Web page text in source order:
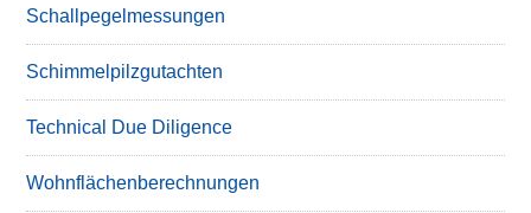
Schallpegelmessungen
Schimmelpilzgutachten
Technical Due Diligence
Wohnflächenberechnungen